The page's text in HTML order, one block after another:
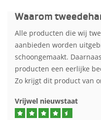
Waarom
Alle producten die wij
aanbieden worden
schoongemaakt.
producten een eerlijke
Zo krijgt dit product van
Vrijwel nieuwstaat